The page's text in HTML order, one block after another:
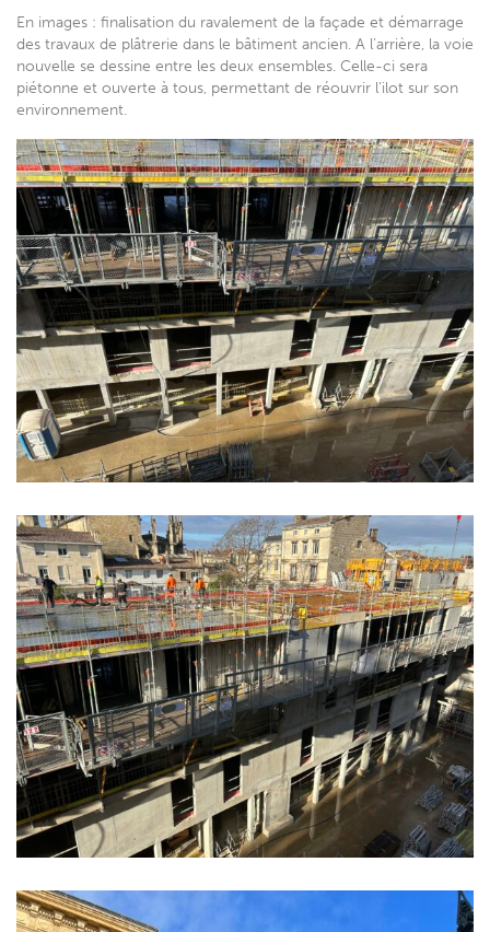
ESPACE PRESSE
ESPACE RIVERAINS
EN IMAGES
ACTUALITÉS
INFOS CHANTIER
En images : finalisation du ravalement de la façade et démarrage
des travaux de plâtrerie dans le bâtiment ancien. A l’arrière, la voie
nouvelle se dessine entre les deux ensembles. Celle-ci sera
piétonne et ouverte à tous, permettant de réouvrir l’ilot sur son
environnement.